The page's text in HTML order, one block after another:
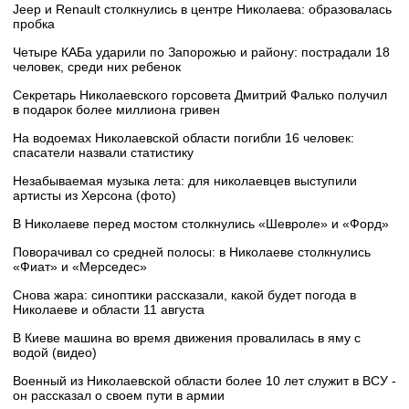
Jeep и Renault столкнулись в центре Николаева: образовалась
пробка
Четыре КАБа ударили по Запорожью и району: пострадали 18
человек, среди них ребенок
Секретарь Николаевского горсовета Дмитрий Фалько получил
в подарок более миллиона гривен
На водоемах Николаевской области погибли 16 человек:
спасатели назвали статистику
Незабываемая музыка лета: для николаевцев выступили
артисты из Херсона (фото)
В Николаеве перед мостом столкнулись «Шевроле» и «Форд»
Поворачивал со средней полосы: в Николаеве столкнулись
«Фиат» и «Мерседес»
Снова жара: синоптики рассказали, какой будет погода в
Николаеве и области 11 августа
В Киеве машина во время движения провалилась в яму с
водой (видео)
Военный из Николаевской области более 10 лет служит в ВСУ -
он рассказал о своем пути в армии